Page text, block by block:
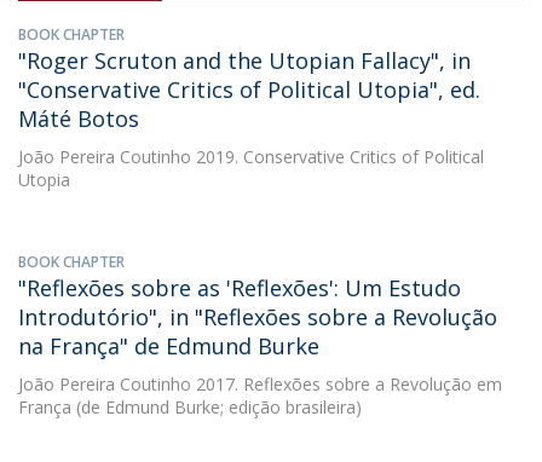
BOOK CHAPTER
"Roger Scruton and the Utopian Fallacy", in
"Conservative Critics of Political Utopia", ed.
Máté Botos
João Pereira Coutinho 2019. Conservative Critics of Political
Utopia
BOOK CHAPTER
"Reflexões sobre as 'Reflexões': Um Estudo
Introdutório", in "Reflexões sobre a Revolução
na França" de Edmund Burke
João Pereira Coutinho 2017. Reflexões sobre a Revolução em
França (de Edmund Burke; edição brasileira)